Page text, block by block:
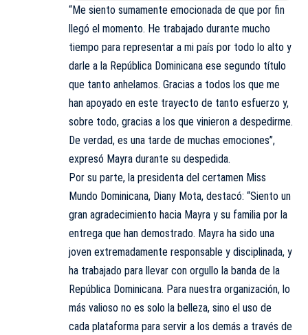
“Me siento sumamente emocionada de que por fin
llegó el momento. He trabajado durante mucho
tiempo para representar a mi país por todo lo alto y
darle a la República Dominicana ese segundo título
que tanto anhelamos. Gracias a todos los que me
han apoyado en este trayecto de tanto esfuerzo y,
sobre todo, gracias a los que vinieron a despedirme.
De verdad, es una tarde de muchas emociones”,
expresó Mayra durante su despedida.
Por su parte, la presidenta del certamen Miss
Mundo Dominicana, Diany Mota, destacó: “Siento un
gran agradecimiento hacia Mayra y su familia por la
entrega que han demostrado. Mayra ha sido una
joven extremadamente responsable y disciplinada, y
ha trabajado para llevar con orgullo la banda de la
República Dominicana. Para nuestra organización, lo
más valioso no es solo la belleza, sino el uso de
cada plataforma para servir a los demás a través de